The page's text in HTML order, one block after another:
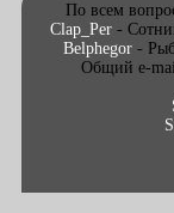
По всем
Clap_Per-
Belphegor -
Общий e-